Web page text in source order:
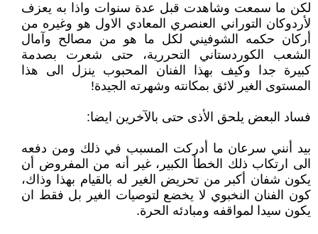
لكن ما سمعت وشاهدت قبل عدة سنوات واذا به يعزف
لأردوكان التوراني العنصري المعادي الاول هو وغيره من
أركان حكمه الشوفيني لكل ما هو من مصالح وآمال
الشعب الكوردستاني التحررية، حتى شعرت بصدمة
كبيرة جدا وكيف بهذا الفنان المحبوب ينزل الى هذا
المستوى الغير لائق بمكانته وشهرته الجيدة!
فساد البعض يلحق الأذى حتى بالآخرين ايضا:
بيد أنني سرعان ما أدركت المسبب في ذلك ومن دفعه
الى ارتكاب ذلك الخطأ الكبير، غير أنه من المفروض أن
يكون شفان أكبر من تحريض الغير له بالقيام بهذا وذاك،
كون الفنان النخبوي لا يخضع لتوصيات الغير بل فقط ان
يكون سيدا لمواقفه ومبادئه الحرة.